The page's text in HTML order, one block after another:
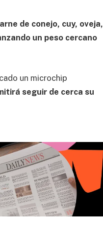
de conejo, cuy, oveja,
un peso cercano
un microchip
seguir de cerca su